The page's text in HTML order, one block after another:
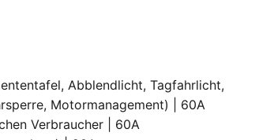
Abblendlicht, Tagfahrlicht,
Motormanagement) | 60A
Verbraucher | 60A